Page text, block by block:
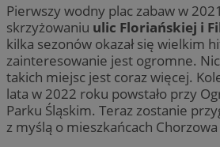
Pierwszy wodny plac zabaw w
skrzyżowaniu ulic Floriańskiej i
kilka sezonów okazał się wielkim
zainteresowanie jest ogromne.
takich miejsc jest coraz więcej.
lata w 2022 roku powstało przy
Parku Śląskim. Teraz zostanie
z myślą o mieszkańcach